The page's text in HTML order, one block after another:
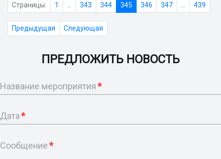
Страницы: 1 343 344 345 346 347 439
Предыдущая Следующая
ПРЕДЛОЖИТЬ НОВОСТЬ
Название мероприятия*
Дата*
Сообщение*